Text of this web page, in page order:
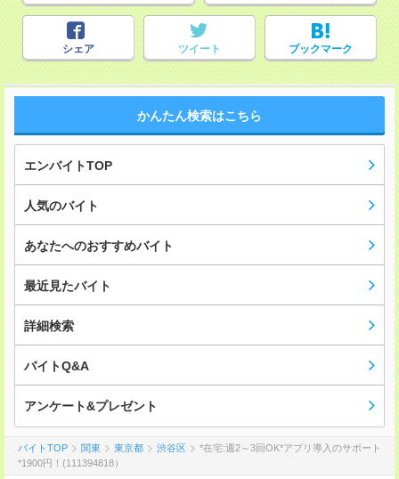
シェア ツイート ブックマーク
かんたん検索はこちら
エンバイトTOP
人気のバイト
あなたへのおすすめバイト
最近見たバイト
詳細検索
バイトQ&A
アンケート&プレゼント
バイトTOP 関東 東京都 渋谷区
*在宅:週2～3回OK*アプリ導入のサポート
*1900円！(111394818）